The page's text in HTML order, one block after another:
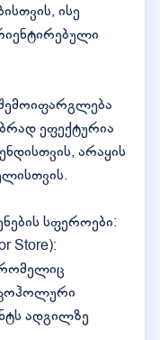
ისე
ეფექტურია
არაყის
სფეროები:
Store):
ადგილზე